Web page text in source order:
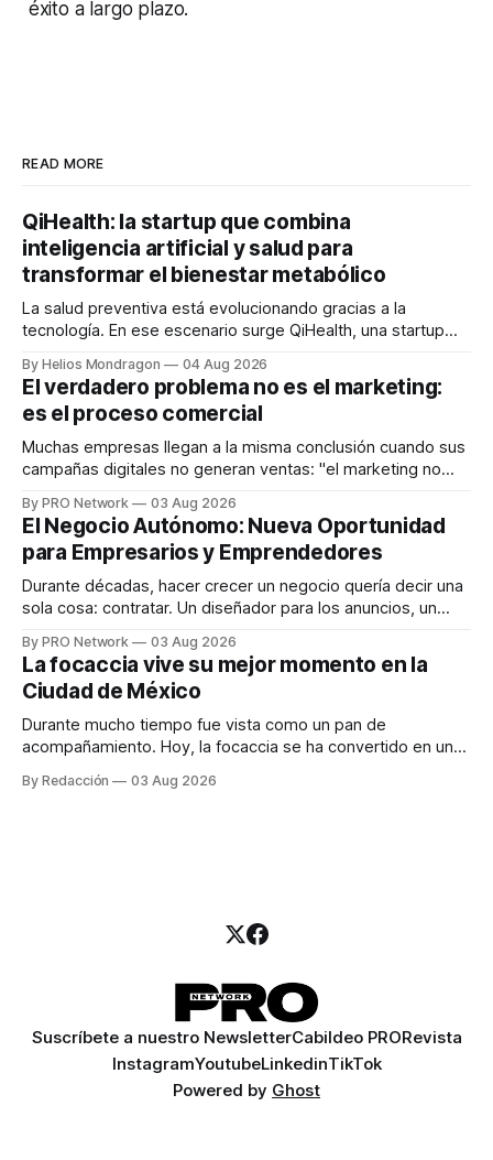
éxito a largo plazo.
READ MORE
QiHealth: la startup que combina
inteligencia artificial y salud para
transformar el bienestar metabólico
La salud preventiva está evolucionando gracias a la
tecnología. En ese escenario surge QiHealth, una startup
dispositivos inteligentes, inteligencia artificial y monitoreo
en tiempo real para ayudar a las personas a tomar mejores
decisiones sobre su salud metabólica. Su propuesta busca
responder
By Helios Mondragon 04 Aug 2026
El verdadero problema no es el marketing:
es el proceso comercial
Muchas empresas llegan a la misma conclusión cuando sus
campañas digitales no generan ventas: "el marketing no
INTERIUS, el problema suele estar en otro lugar. Durante
una entrevista para el podcast SER PRO, el especialista en
marketing digital explicó que
By PRO Network 03 Aug 2026
El Negocio Autónomo: Nueva Oportunidad
para Empresarios y Emprendedores
Durante décadas, hacer crecer un negocio quería decir una
sola cosa: contratar. Un diseñador para los anuncios, un
para los textos, alguien que supiera de publicidad digital
para encontrar prospectos, un vendedor para atender
llamadas y mensajes, y —con suerte— una persona
By PRO Network 03 Aug 2026
La focaccia vive su mejor momento en la
Ciudad de México
Durante mucho tiempo fue vista como un pan de
acompañamiento. Hoy, la focaccia se ha convertido en uno
artesanal, ingredientes de calidad y experiencias que
By Redacción 03 Aug 2026
Suscríbete a nuestro NewsletterCabildeo PRORevista
InstagramYoutubeLinkedinTikTok
Powered by Ghost